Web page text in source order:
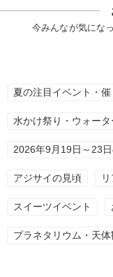
今みんなが気にな
夏の注目イベント・
水かけ祭り・ウォータ
2026年9月19日～23
アジサイの見頃
スイーツイベント
プラネタリウム・天体